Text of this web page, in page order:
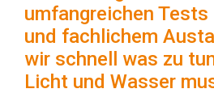
umfangreichen Tests
und fachlichem
wir schnell was zu
Licht und Wasser